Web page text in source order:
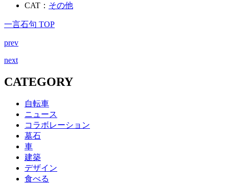
CAT： その他
一言石句 TOP
prev
next
CATEGORY
自転車
ニュース
コラボレーション
墓石
車
建築
デザイン
食べる